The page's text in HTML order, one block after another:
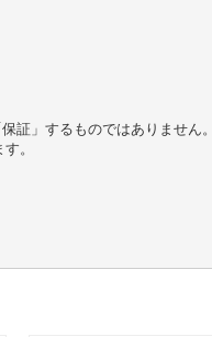
証」するものではありません。
。